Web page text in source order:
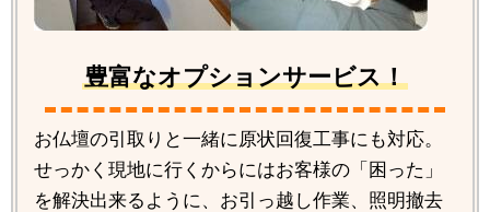
豊富なオプションサービス！
お仏壇の引取りと一緒に原状回復工事にも対応。
せっかく現地に行くからにはお客様の「困った」
を解決出来るように、お引っ越し作業、照明撤去